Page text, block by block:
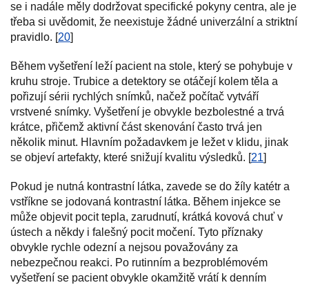
se i nadále měly dodržovat specifické pokyny centra, ale je
třeba si uvědomit, že neexistuje žádné univerzální a striktní
pravidlo. [20]
Během vyšetření leží pacient na stole, který se pohybuje v
kruhu stroje. Trubice a detektory se otáčejí kolem těla a
pořizují sérii rychlých snímků, načež počítač vytváří
vrstvené snímky. Vyšetření je obvykle bezbolestné a trvá
krátce, přičemž aktivní část skenování často trvá jen
několik minut. Hlavním požadavkem je ležet v klidu, jinak
se objeví artefakty, které snižují kvalitu výsledků. [21]
Pokud je nutná kontrastní látka, zavede se do žíly katétr a
vstříkne se jodovaná kontrastní látka. Během injekce se
může objevit pocit tepla, zarudnutí, krátká kovová chuť v
ústech a někdy i falešný pocit močení. Tyto příznaky
obvykle rychle odezní a nejsou považovány za
nebezpečnou reakci. Po rutinním a bezproblémovém
vyšetření se pacient obvykle okamžitě vrátí k denním